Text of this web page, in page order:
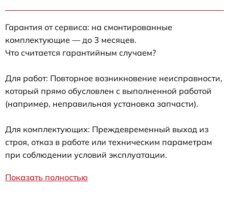
Гарантия от сервиса: на смонтированные
комплектующие — до 3 месяцев.
Что считается гарантийным случаем?
Для работ: Повторное возникновение неисправности,
который прямо обусловлен с выполненной работой
(например, неправильная установка запчасти).
Для комплектующих: Преждевременный выход из
строя, отказ в работе или техническим параметрам
при соблюдении условий эксплуатации.
Показать полностью